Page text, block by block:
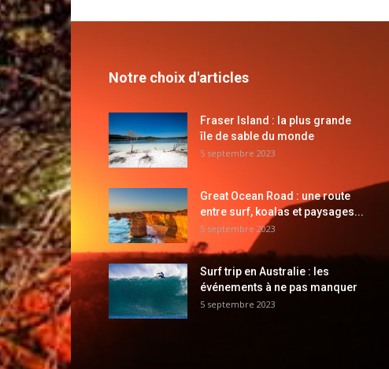
Notre choix d'articles
Fraser Island : la plus grande
île de sable du monde
5 septembre 2023
Great Ocean Road : une route
entre surf, koalas et paysages...
5 septembre 2023
Surf trip en Australie : les
événements à ne pas manquer
5 septembre 2023